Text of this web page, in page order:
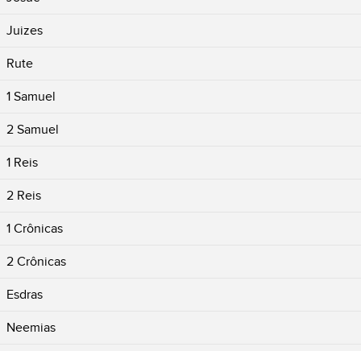
Juizes
Rute
1 Samuel
2 Samuel
1 Reis
2 Reis
1 Crônicas
2 Crônicas
Esdras
Neemias